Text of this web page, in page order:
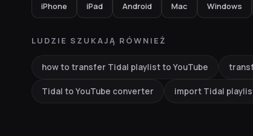
iPhone iPad Android Mac Windows
LUDZIE SZUKAJĄ RÓWNIEŻ
how to transfer Tidal playlist to YouTube
Tidal to YouTube converter import Tidal